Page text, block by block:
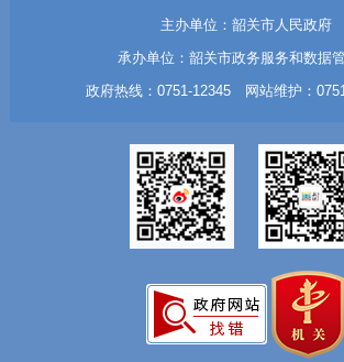
主办单位：韶关市人民政府
承办单位：韶关市政务服务和数据
政府热线：0751-12345 网站维护：